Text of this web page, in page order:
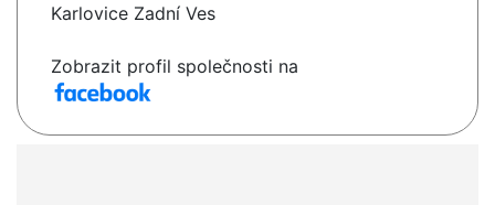
Karlovice Zadní Ves
Zobrazit profil společnosti na